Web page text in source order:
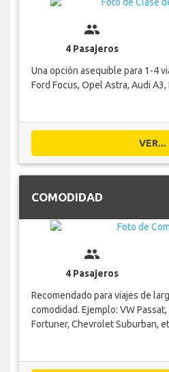
group
4 Pasajeros
Una opción asequible para 1-4
Ford Focus, Opel Astra, Audi A3,
VER...
COMODIDAD
group
4 Pasajeros
Recomendado para viajes de
comodidad. Ejemplo: VW
Fortuner, Chevrolet Suburban,